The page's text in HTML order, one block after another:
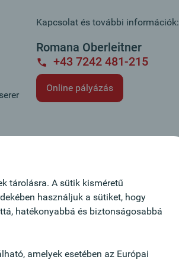
Kapcsolat és további információk:
Romana Oberleitner
+43 7242 481-215
Online pályázás
tárolásra. A sütik kisméretű
használjuk a sütiket, hogy
hatékonyabbá és biztonságosabbá
amelyek esetében az Európai